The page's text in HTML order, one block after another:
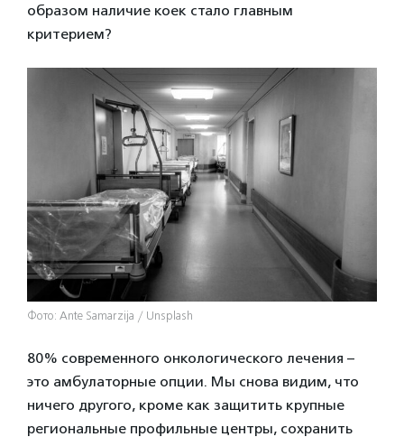
образом наличие коек стало главным
критерием?
Фото: Ante Samarzija / Unsplash
80% современного онкологического лечения –
это амбулаторные опции. Мы снова видим, что
ничего другого, кроме как защитить крупные
региональные профильные центры, сохранить